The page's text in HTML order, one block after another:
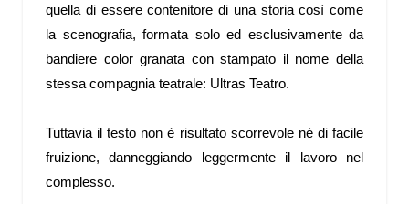
quella di essere contenitore di una storia così come
la scenografia, formata solo ed esclusivamente da
bandiere color granata con stampato il nome della
stessa compagnia teatrale: Ultras Teatro.
Tuttavia il testo non è risultato scorrevole né di facile
fruizione, danneggiando leggermente il lavoro nel
complesso.